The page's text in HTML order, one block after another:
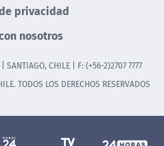
privacidad
nosotros
SANTIAGO, CHILE | F: (+56-2)2707 7777
TODOS LOS DERECHOS RESERVADOS